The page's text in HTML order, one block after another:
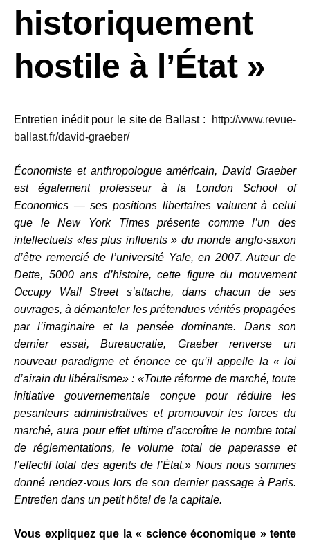
historiquement
hostile à l’État »
Entretien inédit pour le site de Ballast :
http://www.revue-
ballast.fr/david-graeber/
Économiste et anthropologue américain, David Graeber
est également professeur à la London School of
Economics — ses positions libertaires valurent à celui
que le New York Times présente comme l’un des
intellectuels «les plus influents » du monde anglo-saxon
d’être remercié de l’université Yale, en 2007. Auteur de
Dette, 5000 ans d’histoire, cette figure du mouvement
Occupy Wall Street s’attache, dans chacun de ses
ouvrages, à démanteler les prétendues vérités propagées
par l’imaginaire et la pensée dominante. Dans son
dernier essai, Bureaucratie, Graeber renverse un
nouveau paradigme et énonce ce qu’il appelle la « loi
d’airain du libéralisme» : «Toute réforme de marché, toute
initiative gouvernementale conçue pour réduire les
pesanteurs administratives et promouvoir les forces du
marché, aura pour effet ultime d’accroître le nombre total
de réglementations, le volume total de paperasse et
l’effectif total des agents de l’État.» Nous nous sommes
donné rendez-vous lors de son dernier passage à Paris.
Entretien dans un petit hôtel de la capitale.
Vous expliquez que la « science économique » tente